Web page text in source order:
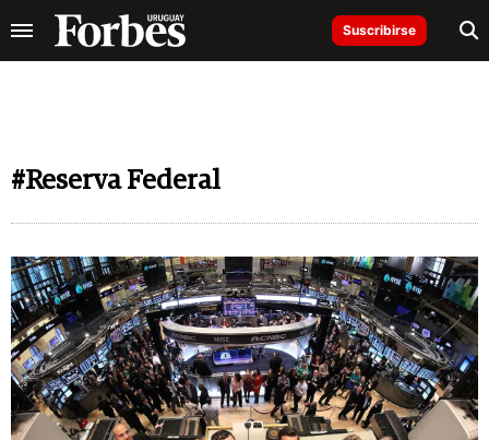
Suscribirse
#Reserva Federal